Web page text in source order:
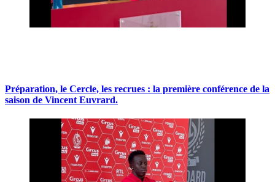
Préparation, le Cercle, les recrues : la première conférence de la
saison de Vincent Euvrard.